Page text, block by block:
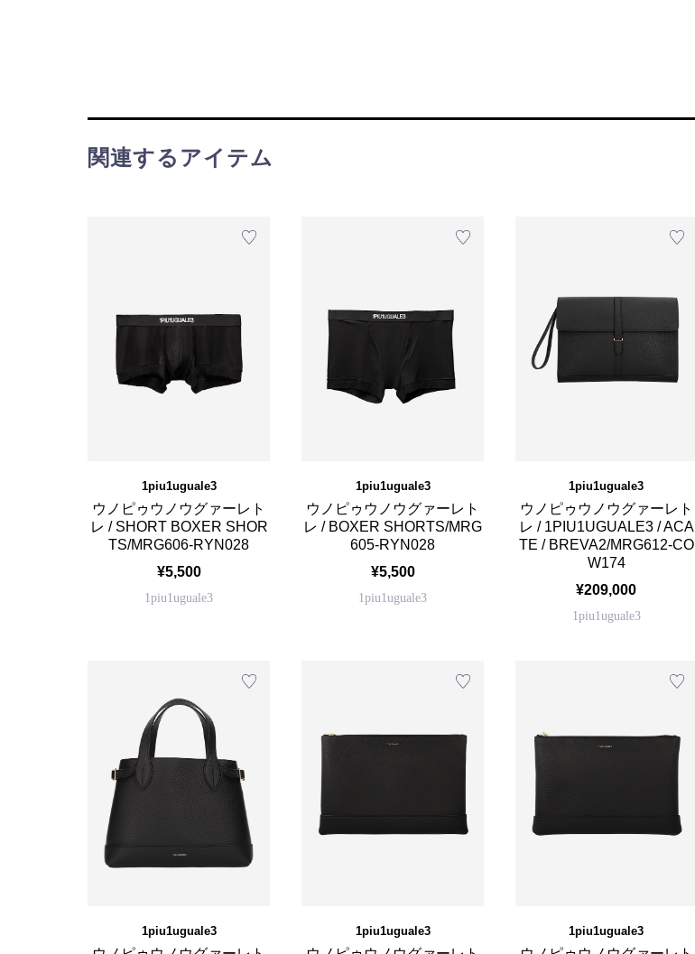
関連するアイテム
1piu1uguale3
ウノピゥウノウグァーレト
レ / SHORT BOXER SHOR
TS/MRG606-RYN028
¥5,500
1piu1uguale3
1piu1uguale3
ウノピゥウノウグァーレト
レ / BOXER SHORTS/MRG
605-RYN028
¥5,500
1piu1uguale3
1piu1uguale3
ウノピゥウノウグァーレト
レ / 1PIU1UGUALE3 / ACA
TE / BREVA2/MRG612-CO
W174
¥209,000
1piu1uguale3
1piu1uguale3 1piu1uguale3 1piu1uguale3